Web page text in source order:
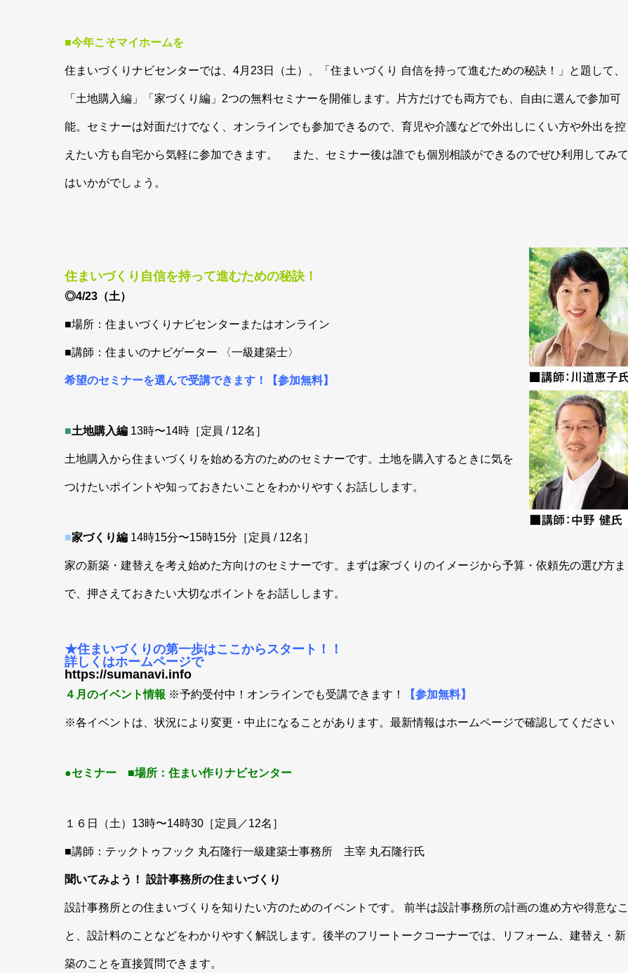
■今年こそマイホームを
住まいづくりナビセンターでは、4月23日（土）、「住まいづくり 自信を持って進むための秘訣！」と題して、
「土地購入編」「家づくり編」2つの無料セミナーを開催します。片方だけでも両方でも、自由に選んで参加可
能。セミナーは対面だけでなく、オンラインでも参加できるので、育児や介護などで外出しにくい方や外出を控
えたい方も自宅から気軽に参加できます。 また、セミナー後は誰でも個別相談ができるのでぜひ利用してみて
はいかがでしょう。
住まいづくり自信を持って進むための秘訣！
◎4/23（土）
■場所：住まいづくりナビセンターまたはオンライン
■講師：住まいのナビゲーター 〈一級建築士〉
希望のセミナーを選んで受講できます！【参加無料】
■土地購入編 13時〜14時［定員 / 12名］
土地購入から住まいづくりを始める方のためのセミナーです。土地を購入するときに気を
つけたいポイントや知っておきたいことをわかりやすくお話しします。
■家づくり編 14時15分〜15時15分［定員 / 12名］
家の新築・建替えを考え始めた方向けのセミナーです。まずは家づくりのイメージから予算・依頼先の選び方ま
で、押さえておきたい大切なポイントをお話しします。
★住まいづくりの第一歩はここからスタート！！
詳しくはホームページで
https://sumanavi.info
４月のイベント情報 ※予約受付中！オンラインでも受講できます！ 【参加無料】
※各イベントは、状況により変更・中止になることがあります。最新情報はホームページで確認してください
●セミナー ■場所：住まい作りナビセンター
１６日（土）13時〜14時30［定員／12名］
■講師：テックトゥフック 丸石隆行一級建築士事務所 主宰 丸石隆行氏
聞いてみよう！ 設計事務所の住まいづくり
設計事務所との住まいづくりを知りたい方のためのイベントです。 前半は設計事務所の計画の進め方や得意なこ
と、設計料のことなどをわかりやすく解説します。後半のフリートークコーナーでは、リフォーム、建替え・新
築のことを直接質問できます。